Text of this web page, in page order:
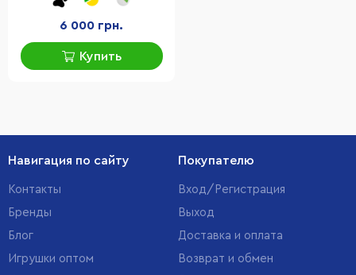
6 000 грн.
Купить
Навигация по сайту
Контакты
Бренды
Блог
Игрушки оптом
Покупателю
Вход/Регистрация
Выход
Доставка и оплата
Возврат и обмен